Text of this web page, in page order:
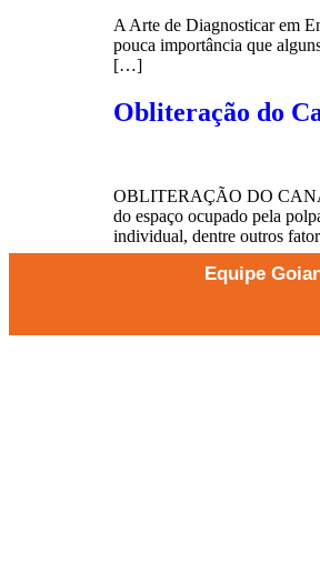
A Arte de Diagnosticar em
pouca importância que
[…]
Obliteração do
OBLITERAÇÃO DO
do espaço ocupado pela
individual, dentre outros
Equipe